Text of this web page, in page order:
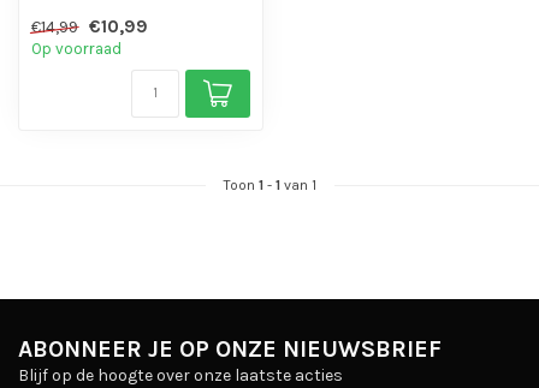
knijpen
- Universele v...
€14,99 €10,99
Op voorraad
Toon 1- 1van 1
ABONNEER JE OP ONZE NIEUWSBRIEF
Blijf op de hoogte over onze laatste acties